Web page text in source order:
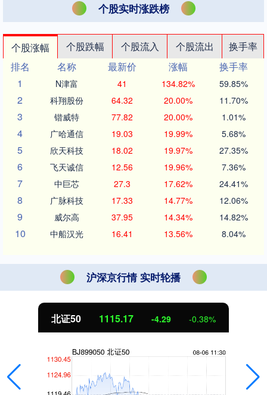
个股实时涨跌榜
个股涨幅 个股跌幅 个股流入 个股流出
换手率
排名
名称 最新价 涨幅
换手率
1
N津富 41 134.82% 59.85%
2 科翔股份 64.32 20.00% 11.70%
3 锴威特 77.82 20.00% 1.01%
4 广哈通信 19.03 19.99% 5.68%
5 欣天科技 18.02 19.97% 27.35%
6 飞天诚信 12.56 19.96% 7.36%
7 中巨芯 27.3 17.62% 24.41%
8 广脉科技 17.33 14.77% 12.06%
9 威尔高 37.95 14.34% 14.82%
10 中船汉光 16.41 13.56% 8.04%
沪深京行情 实时轮播
北证50 1115.17 -4.29 -0.38%